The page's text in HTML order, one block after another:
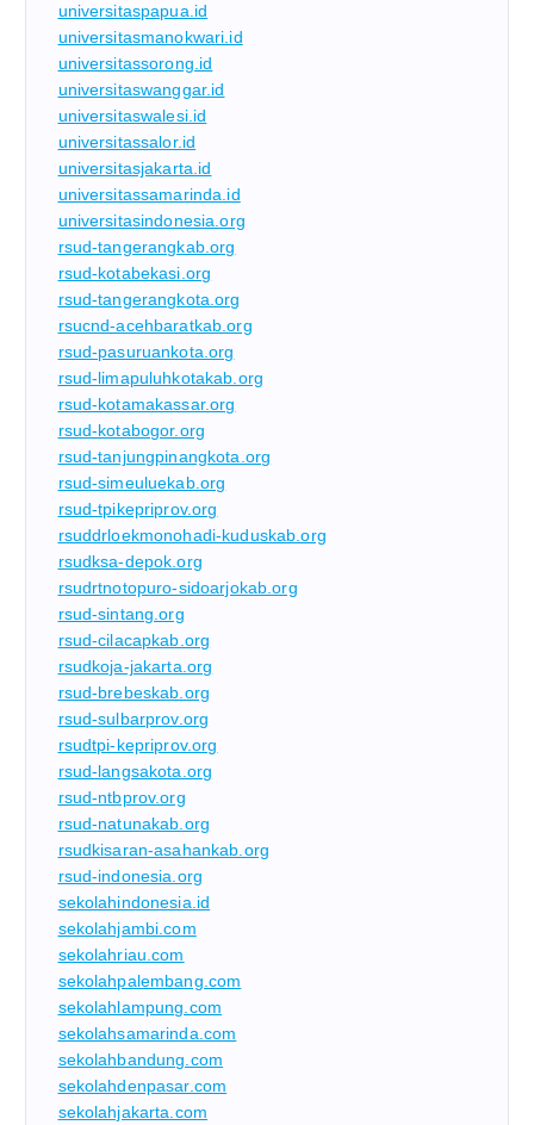
universitaspapua.id
universitasmanokwari.id
universitassorong.id
universitaswanggar.id
universitaswalesi.id
universitassalor.id
universitasjakarta.id
universitassamarinda.id
universitasindonesia.org
rsud-tangerangkab.org
rsud-kotabekasi.org
rsud-tangerangkota.org
rsucnd-acehbaratkab.org
rsud-pasuruankota.org
rsud-limapuluhkotakab.org
rsud-kotamakassar.org
rsud-kotabogor.org
rsud-tanjungpinangkota.org
rsud-simeuluekab.org
rsud-tpikepriprov.org
rsuddrloekmonohadi-kuduskab.org
rsudksa-depok.org
rsudrtnotopuro-sidoarjokab.org
rsud-sintang.org
rsud-cilacapkab.org
rsudkoja-jakarta.org
rsud-brebeskab.org
rsud-sulbarprov.org
rsudtpi-kepriprov.org
rsud-langsakota.org
rsud-ntbprov.org
rsud-natunakab.org
rsudkisaran-asahankab.org
rsud-indonesia.org
sekolahindonesia.id
sekolahjambi.com
sekolahriau.com
sekolahpalembang.com
sekolahlampung.com
sekolahsamarinda.com
sekolahbandung.com
sekolahdenpasar.com
sekolahjakarta.com